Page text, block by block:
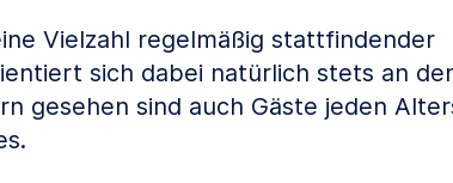
Vielzahl regelmäßig stattfindender
sich dabei natürlich stets an
gesehen sind auch Gäste jeden